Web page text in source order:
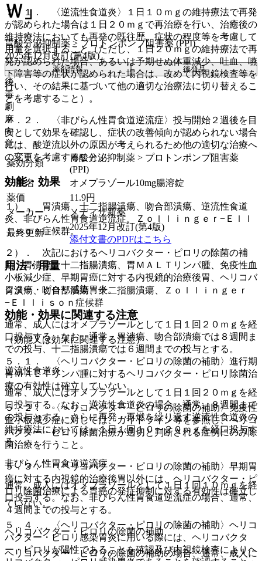
７．１． 〈逆流性食道炎〉１日１０ｍｇの維持療法で再発
が認められた場合は１日２０ｍｇで再治療を行い、治癒後の
維持療法においても再発の既往歴、症状の程度等を考慮して
用量を選択すること（ただし、１日２０ｍｇの維持療法で再
発が認められた場合、あるいは予期せぬ体重減少、吐血、嚥
下障害等の症状が認められた場合は、改めて内視鏡検査等を
行い、その結果に基づいて他の適切な治療法に切り替えるこ
とを考慮すること）。
７．２． 〈非びらん性胃食道逆流症〉投与開始２週後を目
安として効果を確認し、症状の改善傾向が認められない場合
には、酸逆流以外の原因が考えられるため他の適切な治療へ
の変更を考慮すること。
効能・効果
１）． 胃潰瘍、十二指腸潰瘍、吻合部潰瘍、逆流性食道
炎、非びらん性胃食道逆流症、Ｚｏｌｌｉｎｇｅｒ−Ｅｌｌ
ｉｓｏｎ症候群。
２）． 次記におけるヘリコバクター・ピロリの除菌の補
助：胃潰瘍、十二指腸潰瘍、胃ＭＡＬＴリンパ腫、免疫性血
小板減少症、早期胃癌に対する内視鏡的治療後胃、ヘリコバ
クター・ピロリ感染胃炎。
効能・効果に関連する注意
（効能又は効果に関連する注意）
５．１． 〈ヘリコバクター・ピロリの除菌の補助〉進行期
胃ＭＡＬＴリンパ腫に対するヘリコバクター・ピロリ除菌治
療の有効性は確立していない。
５．２． 〈ヘリコバクター・ピロリの除菌の補助〉免疫性
血小板減少症に対しては、ガイドライン等を参照し、ヘリコ
バクター・ピロリ除菌治療が適切と判断される症例にのみ除
菌治療を行うこと。
５．３． 〈ヘリコバクター・ピロリの除菌の補助〉早期胃
癌に対する内視鏡的治療後胃以外には、ヘリコバクター・ピ
ロリ除菌治療による胃癌の発症抑制に対する有効性は確立し
ていない。
５．４． 〈ヘリコバクター・ピロリの除菌の補助〉ヘリコ
バクター・ピロリ感染胃炎に用いる際には、ヘリコバクタ
ー・ピロリが陽性であることを確認及び内視鏡検査によりヘ
Ｗ」
胃酸分泌抑制薬 > プロトンポンプ阻害薬 (PPI)
2025年12月改訂(第4版)
薬剤情報 後発品
後
毒
劇
麻
向
覚
薬効分類
胃酸分泌抑制薬 > プロトンポンプ阻害薬
(PPI)
一般名
オメプラゾール10mg腸溶錠
薬価
11.9円
メーカー
メディサ新薬
最終更新
2025年12月改訂(第4版)
添付文書のPDFはこちら
用法・用量
胃潰瘍、吻合部潰瘍、十二指腸潰瘍、Ｚｏｌｌｉｎｇｅｒ
−Ｅｌｌｉｓｏｎ症候群
通常、成人にはオメプラゾールとして１日１回２０ｍｇを経
口投与する。なお、通常、胃潰瘍、吻合部潰瘍では８週間ま
での投与、十二指腸潰瘍では６週間までの投与とする。
逆流性食道炎
通常、成人にはオメプラゾールとして１日１回２０ｍｇを経
口投与する。なお、逆流性食道炎の場合、通常、８週間まで
の投与とする。さらに再発・再燃を繰り返す逆流性食道炎の
維持療法においては、１日１回１０〜２０ｍｇを経口投与す
る。
非びらん性胃食道逆流症
通常、成人にはオメプラゾールとして１日１回１０ｍｇを経
口投与する。なお、非びらん性胃食道逆流症の場合、通常、
４週間までの投与とする。
ヘリコバクター・ピロリの除菌の補助
ヘリコバクター・ピロリの除菌の補助の場合、通常、成人に